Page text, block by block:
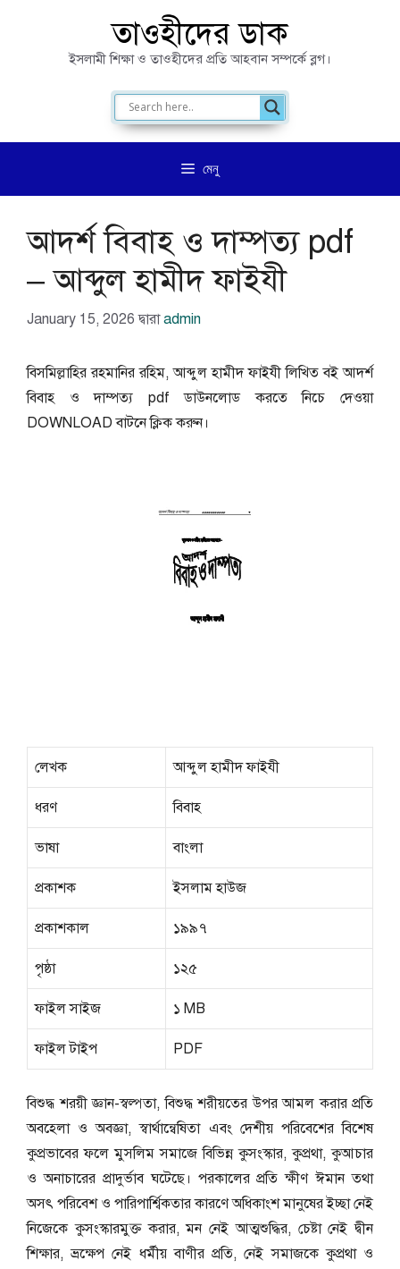
তাওহীদের ডাক
ইসলামী শিক্ষা ও তাওহীদের প্রতি আহবান সম্পর্কে ব্লগ।
মেনু
আদর্শ বিবাহ ও দাম্পত্য pdf
– আব্দুল হামীদ ফাইযী
January 15, 2026 দ্বারাadmin
বিসমিল্লাহির রহমানির রহিম, আব্দুল হামীদ ফাইযী লিখিত বই আদর্শ
বিবাহ ও দাম্পত্য pdf ডাউনলোড করতে নিচে দেওয়া
DOWNLOAD বাটনে ক্লিক করুন।
লেখক আব্দুল হামীদ ফাইযী
ধরণ বিবাহ
ভাষা বাংলা
প্রকাশক ইসলাম হাউজ
প্রকাশকাল ১৯৯৭
পৃষ্ঠা ১২৫
ফাইল সাইজ ১ MB
ফাইল টাইপ PDF
বিশুদ্ধ শরয়ী জ্ঞান-স্বল্পতা, বিশুদ্ধ শরীয়তের উপর আমল করার প্রতি
অবহেলা ও অবজ্ঞা, স্বার্থান্বেষিতা এবং দেশীয় পরিবেশের বিশেষ
কুপ্রভাবের ফলে মুসলিম সমাজে বিভিন্ন কুসংস্কার, কুপ্রথা, কুআচার
ও অনাচারের প্রাদুর্ভাব ঘটেছে। পরকালের প্রতি ক্ষীণ ঈমান তথা
অসৎ পরিবেশ ও পারিপার্শ্বিকতার কারণে অধিকাংশ মানুষের ইচ্ছা নেই
নিজেকে কুসংস্কারমুক্ত করার, মন নেই আত্মশুদ্ধির, চেষ্টা নেই দ্বীন
শিক্ষার, ভ্রক্ষেপ নেই ধর্মীয় বাণীর প্রতি, নেই সমাজকে কুপ্রথা ও